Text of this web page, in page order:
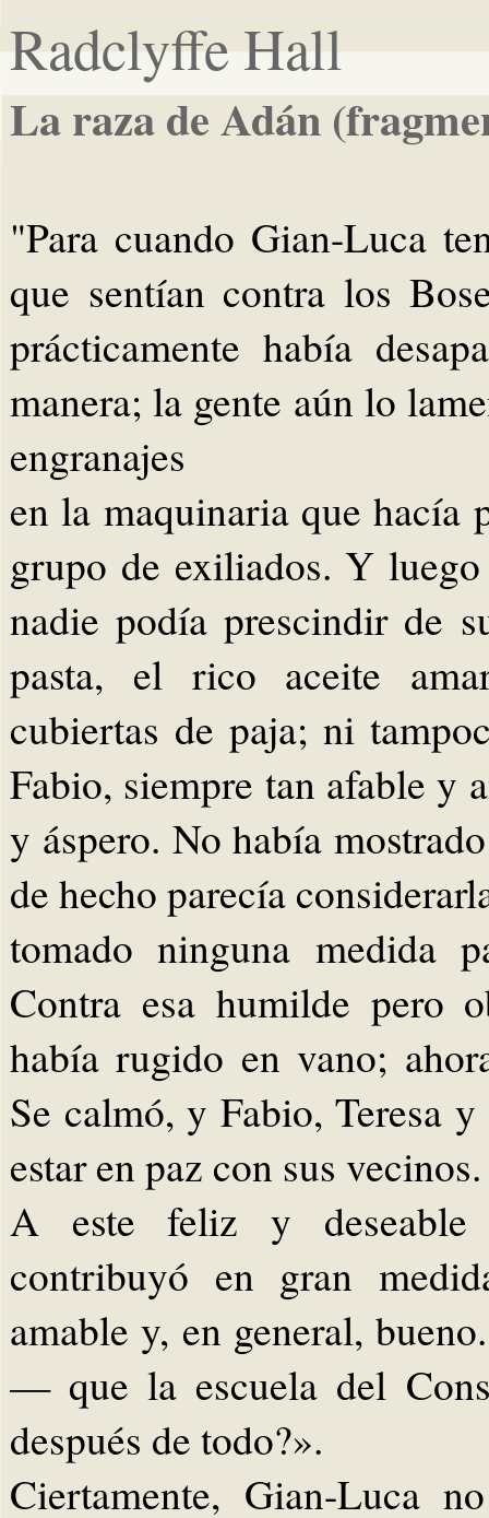
Radclyffe Hall
La raza de Adán
"Para cuando Gian-Luca
que sentían contra los
prácticamente había
manera; la gente aún lo
engranajes
en la maquinaria que hacía
grupo de exiliados. Y
nadie podía prescindir de
pasta, el rico aceite
cubiertas de paja; ni
Fabio, siempre tan afable y
y áspero. No había
de hecho parecía
tomado ninguna medida
Contra esa humilde pero
había rugido en vano;
Se calmó, y Fabio, Teresa
estar en paz con sus vecinos.
A este feliz y deseable
contribuyó en gran
amable y, en general,
— que la escuela del
después de todo?».
Ciertamente, Gian-Luca